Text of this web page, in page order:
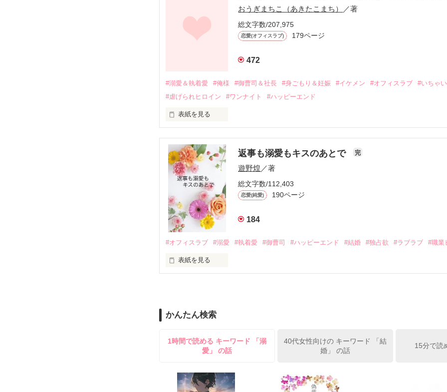
しかし、ある出来事をきっかけに二人の関係は壊れてしまう。
関係修復もできないまま、美桜は両親の離婚によって
引っ越すことになり、哲平とも離れ離れになった。
そして、ひょんなことから
酔った勢いで一夜を共にしてしまった。
さらに、美桜が初めてだと知った哲平は
甘やかしてくる。
そんなある日、哲平は美桜がストーカー被害に
遭っていることを知る。
美桜を守るため、哲平は同居を提案してきて――。
夏木美桜(なつきみお)
✕
鳴海哲平 (なるみてっぺい)
止まっていたはずの二人の時間が、再び動き出す。
作品を読む
おうぎまちこ（あきたこまち） ／著
総文字数/207,975
恋愛(オフィスラブ) 179ページ
472
#溺愛＆執着愛 #俺様 #御曹司＆社長 #身ごもり＆妊娠 #イケメン #オフィスラブ
#いちゃ
#虐げられヒロイン
#ワンナイト #ハッピーエンド
表紙を見る
帰国後、美桜は新しい職場でワンナイトした美青年と再会。なんと彼の正体は、とあ
も関わらず、一族を離れて起業した新進気鋭の実業家、社内でも冷徹だと評判な社長
人だったのだ――！
なぜか恭司から飼い猫の世話係を命じられた美桜は、猫の世話を口実にしばしば呼び
返事も溺愛もキスのあとで 完
遊野煌 ／著
総文字数/112,403
恋愛(純愛) 190ページ
184
#オフィスラブ #溺愛 #執着愛 #御曹司 #ハッピーエンド #結婚 #独占欲 #ラブラブ #職業
表紙を見る
雪瀬鷹哉（29）が『──俺と結婚してくれないか』といきなりプロポーズをしてきた上
鷹哉『宜しくな、俺の雛子』🦅
雛子『俺の……ひぃ、雛子？！！！』🐥
シゴデキで冷徹な上司が見せる素顔は、なぜか想像以上に甘くて……🐥💓🦅
かんたん検索
1時間で読める キーワード 「溺
愛」 の話
40代女性向けの キーワード 「結
婚」 の話
15分で読